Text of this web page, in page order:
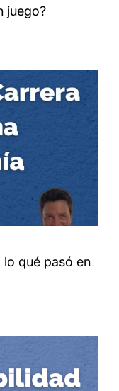
juego?
lo qué pasó en